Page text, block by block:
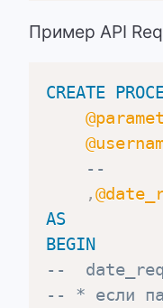
Пример API
CREATE
--
,
AS
BEGIN
--
-- * если